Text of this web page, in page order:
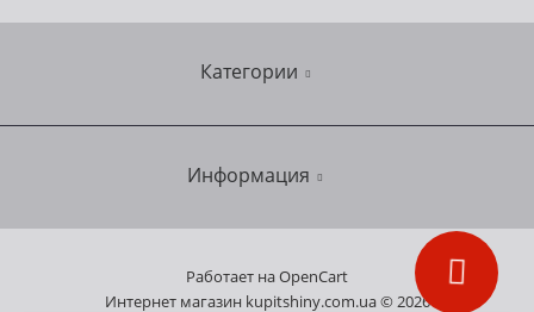
Категории
Информация
Работает наOpenCart
Интернет магазин kupitshiny.com.ua © 2026